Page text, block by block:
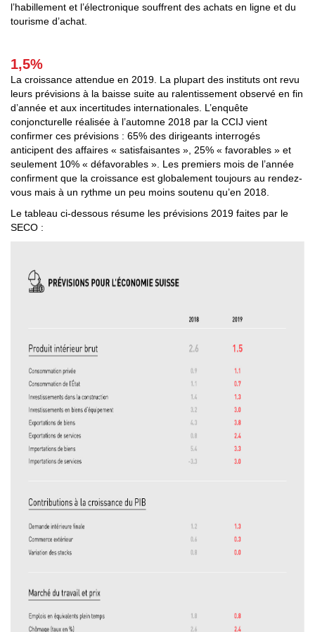
l’habillement et l’électronique souffrent des achats en ligne et du
tourisme d’achat.
1,5%
La croissance attendue en 2019. La plupart des instituts ont revu
leurs prévisions à la baisse suite au ralentissement observé en fin
d’année et aux incertitudes internationales. L’enquête
conjoncturelle réalisée à l’automne 2018 par la CCIJ vient
confirmer ces prévisions : 65% des dirigeants interrogés
anticipent des affaires « satisfaisantes », 25% « favorables » et
seulement 10% « défavorables ». Les premiers mois de l’année
confirment que la croissance est globalement toujours au rendez-
vous mais à un rythme un peu moins soutenu qu’en 2018.
Le tableau ci-dessous résume les prévisions 2019 faites par le
SECO :